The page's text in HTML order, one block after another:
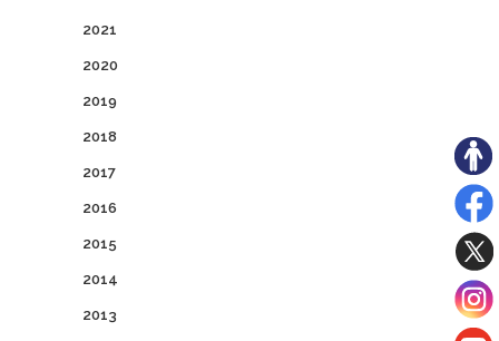
2021
2020
2019
2018
2017
2016
2015
2014
2013